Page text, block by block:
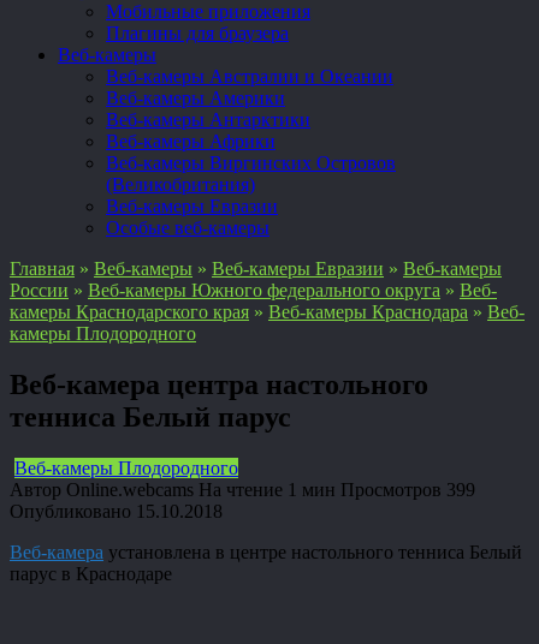
Мобильные приложения
Плагины для браузера
Веб-камеры
Веб-камеры Австралии и Океании
Веб-камеры Америки
Веб-камеры Антарктики
Веб-камеры Африки
Веб-камеры Виргинских Островов
(Великобритания)
Веб-камеры Евразии
Особые веб-камеры
Главная » Веб-камеры » Веб-камеры Евразии » Веб-камеры
России » Веб-камеры Южного федерального округа » Веб-
камеры Краснодарского края » Веб-камеры Краснодара » Веб-
камеры Плодородного
Веб-камера центра настольного
тенниса Белый парус
Веб-камеры Плодородного
Автор Online.webcams На чтение 1 мин Просмотров 399
Опубликовано 15.10.2018
Веб-камера установлена в центре настольного тенниса Белый
парус в Краснодаре